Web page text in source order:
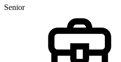
Senior